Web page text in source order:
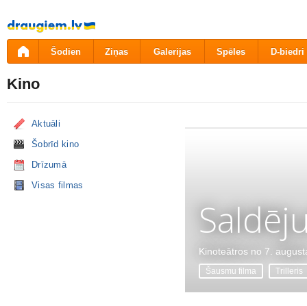
Pāriet
uz
saturu
Šodien Ziņas Galerijas Spēles D-biedri
Kino
Aktuāli
Šobrīd kino
Drīzumā
Visas filmas
Kinoteātros no 7.
Šausmu filma Trilleris